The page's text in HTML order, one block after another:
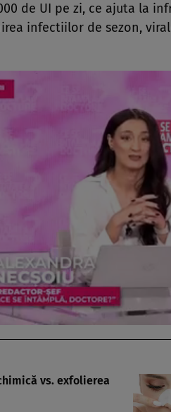
de UI pe zi, ce ajuta la
infectiilor de sezon,
vs. exfolierea